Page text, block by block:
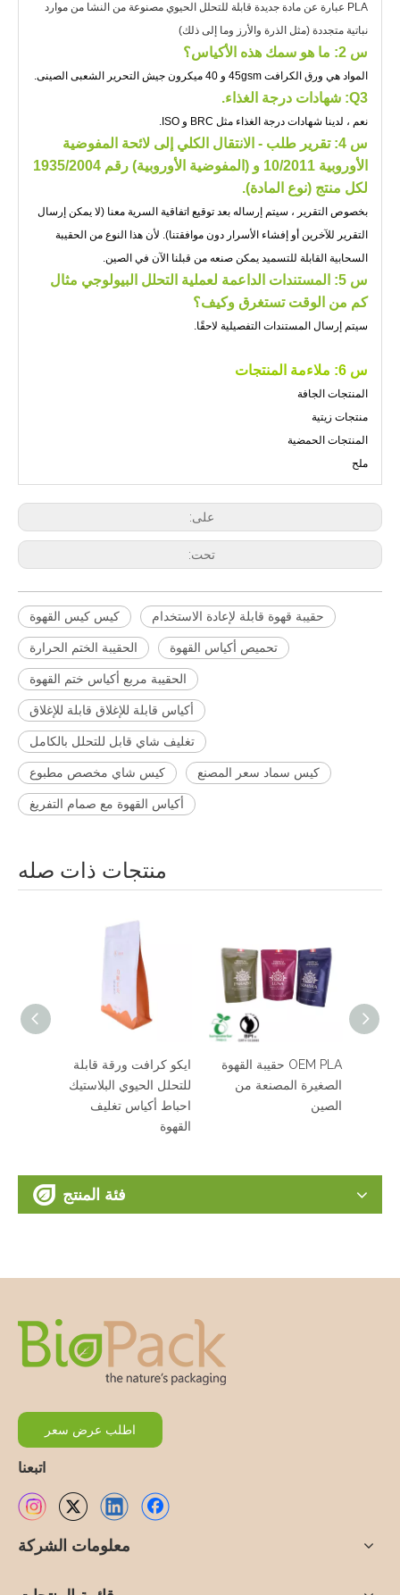
PLA عبارة عن مادة جديدة قابلة للتحلل الحيوي مصنوعة من النشا من موارد
نباتية متجددة (مثل الذرة والأرز وما إلى ذلك)
س 2: ما هو سمك هذه الأكياس؟
المواد هي ورق الكرافت 45gsm و 40 ميكرون جيش التحرير الشعبى الصينى.
Q3: شهادات درجة الغذاء.
نعم ، لدينا شهادات درجة الغذاء مثل BRC و ISO.
س 4: تقرير طلب - الانتقال الكلي إلى لائحة المفوضية
الأوروبية 10/2011 و (المفوضية الأوروبية) رقم 1935/2004
لكل منتج (نوع المادة).
بخصوص التقرير ، سيتم إرساله بعد توقيع اتفاقية السرية معنا (لا يمكن إرسال
التقرير للآخرين أو إفشاء الأسرار دون موافقتنا). لأن هذا النوع من الحقيبة
السحابية القابلة للتسميد يمكن صنعه من قبلنا الآن في الصين.
س 5: المستندات الداعمة لعملية التحلل البيولوجي مثال
كم من الوقت تستغرق وكيف؟
سيتم إرسال المستندات التفصيلية لاحقًا.
س 6: ملاءمة المنتجات
المنتجات الجافة
منتجات زيتية
المنتجات الحمضية
ملح
على:
تحت:
كيس كيس القهوة حقيبة قهوة قابلة لإعادة الاستخدام
الحقيبة الختم الحرارة تحميص أكياس القهوة
الحقيبة مربع أكياس ختم القهوة
أكياس قابلة للإغلاق قابلة للإغلاق
تغليف شاي قابل للتحلل بالكامل
كيس شاي مخصص مطبوع كيس سماد سعر المصنع
أكياس القهوة مع صمام التفريغ
منتجات ذات صله
OEM PLA حقيبة القهوة
الصغيرة المصنعة من
الصين
سماد مخصص ورق
الكرافت التعبئة والتغليف
كيس القهوة مسطحة
فئة المنتج
اطلب عرض سعر
اتبعنا
معلومات الشركة